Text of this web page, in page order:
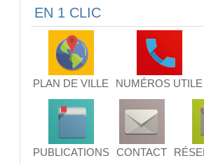
EN 1 CLIC
PLAN DE VILLE NUMÉROS UTILE
PUBLICATIONS CONTACT